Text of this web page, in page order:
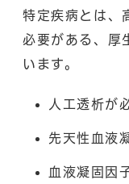
特定疾病とは、
必要がある、厚
います。
人工透析が
先天性血液
血液凝固因